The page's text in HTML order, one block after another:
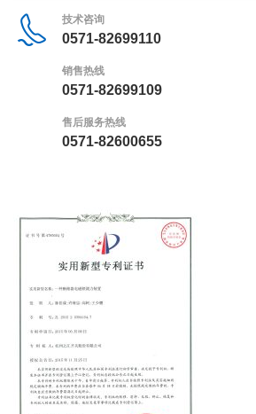
技术咨询
0571-82699110
销售热线
0571-82699109
售后服务热线
0571-82600655